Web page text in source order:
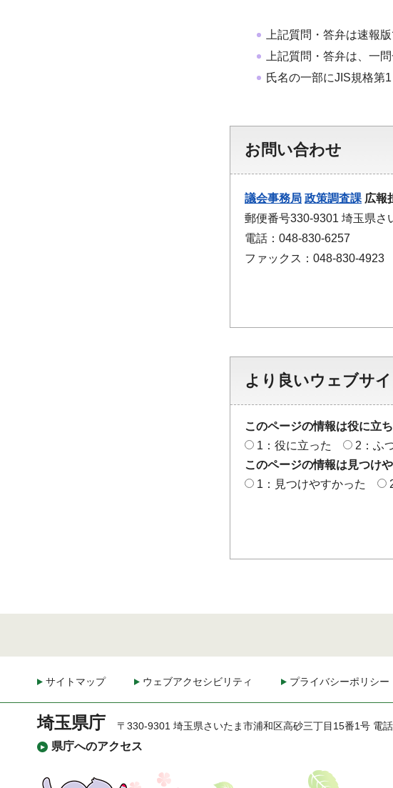
上記質問・答弁は速報版
上記質問・答弁は、一
氏名の一部にJIS規格第
お問い合わせ
議会事務局 政策調査課 広報
郵便番号330-9301 埼玉県さ
電話：048-830-6257
ファックス：048-830-4923
より良いウェブサ
このページの情報は役に立
1：役に立った
2：ふ
このページの情報は見つけ
1：見つけやすかった
サイトマップ ウェブアクセシビリティ プライバシーポリシー
埼玉県庁
県庁へのアクセス
〒330-9301 埼玉県さいたま市浦和区高砂三丁目15番1号 電